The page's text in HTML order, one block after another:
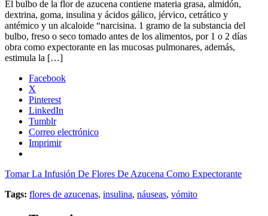
El bulbo de la flor de azucena contiene materia grasa, almidón,
dextrina, goma, insulina y ácidos gálico, jérvico, cetrático y
antémico y un alcaloide “narcisina. 1 gramo de la substancia del
bulbo, freso o seco tomado antes de los alimentos, por 1 o 2 días
obra como expectorante en las mucosas pulmonares, además,
estimula la […]
Facebook
X
Pinterest
LinkedIn
Tumblr
Correo electrónico
Imprimir
Tomar La Infusión De Flores De Azucena Como Expectorante
Tags: flores de azucenas, insulina, náuseas, vómito